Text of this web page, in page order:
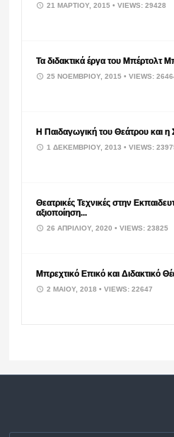
21 ΜΑΡΤΊΟΥ, 2015• VIEWS: 29428
Τα διδακτικά έργα του Μπέρτολτ
25 ΝΟΕΜΒΡΊΟΥ, 2015• VIEWS:
Η Παιδαγωγική του Θεάτρου και η
1 ΔΕΚΕΜΒΡΊΟΥ, 2013• VIEWS:
Θεατρικές Τεχνικές στην
αξιοποίηση...
26 ΑΠΡΙΛΊΟΥ, 2020• VIEWS: 23825
Μπρεχτικό Επικό και Διδακτικό
2 ΜΑΪ́ΟΥ, 2018• VIEWS: 22647